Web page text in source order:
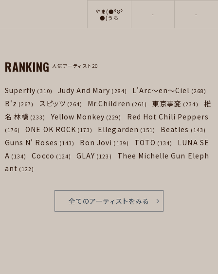
やま(●⁰8⁰
●)うち
- -
RANKING 人気アーティスト20
Superfly (310) Judy And Mary (284) L'Arc～en～Ciel (268)
B'z (267) スピッツ (264) Mr.Children (261) 東京事変 (234)
椎
名 林檎 (233) Yellow Monkey (229) Red Hot Chili Peppers
(176) ONE OK ROCK (173) Ellegarden (151) Beatles (143)
Guns N' Roses (143) Bon Jovi (139) TOTO (134)
LUNA SE
A (134) Cocco (124) GLAY (123)
Thee Michelle Gun Eleph
ant (122)
全てのアーティストをみる